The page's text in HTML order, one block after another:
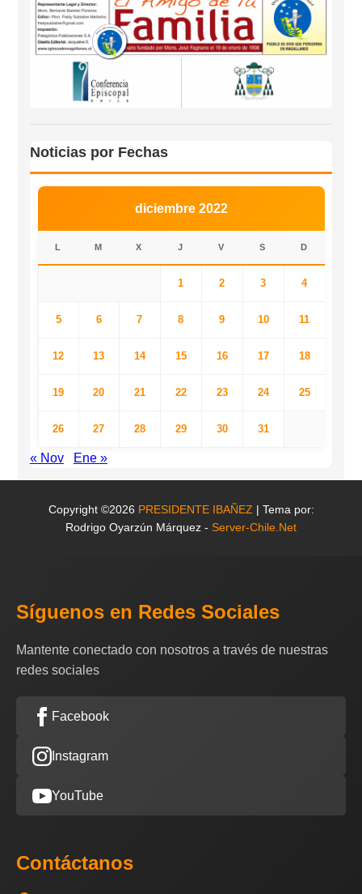
Noticias por Fechas
diciembre 2022
L M X J V S D
1 2 3 4
5 6 7 8 9 10 11
12 13 14 15 16 17 18
19 20 21 22 23 24 25
26 27 28 29 30 31
« Nov Ene »
Copyright ©2026 PRESIDENTE IBAÑEZ | Tema por:
Rodrigo Oyarzún Márquez - Server-Chile.Net
Síguenos en Redes Sociales
Mantente conectado con nosotros a través de nuestras
redes sociales
Facebook
Instagram
YouTube
Contáctanos